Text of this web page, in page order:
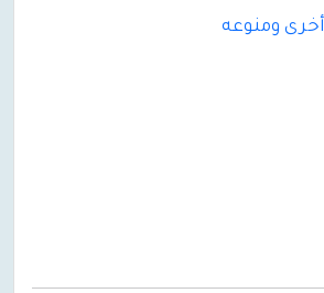
أخرى ومنوعه